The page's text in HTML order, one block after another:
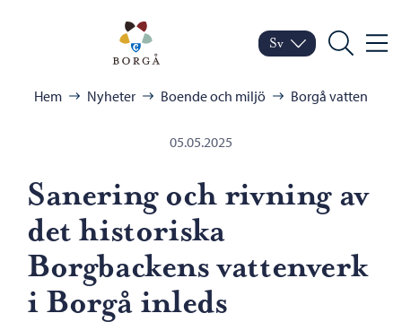
Porvoo – Gå till
Byt språk
Nuvarande språk:
Sv
Sök Meny
Bläddra:
Hem Nyheter Boende och miljö Borgå vatten
05.05.2025
Sanering och rivning av
det historiska
Borgbackens vattenverk
i Borgå inleds